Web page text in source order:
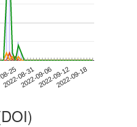
25
2022-08-312022-09-062022-09-122022-09-18